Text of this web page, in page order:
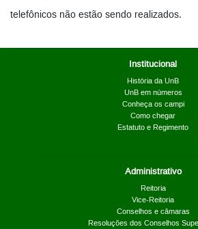
telefônicos não estão sendo realizados.
Institucional
História da UnB
UnB em números
Conheça os campi
Como chegar
Estatuto e Regimento
Administrativo
Reitoria
Vice-Reitoria
Conselhos e câmaras
Resoluções dos Conselhos